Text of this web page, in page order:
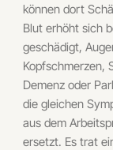
können dort
Blut erhöht sich
geschädigt,
Kopfschmerzen,
Demenz oder
die gleichen
aus dem
ersetzt. Es trat